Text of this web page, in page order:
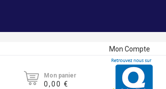
Mon Compte
Mon panier
0,00 €